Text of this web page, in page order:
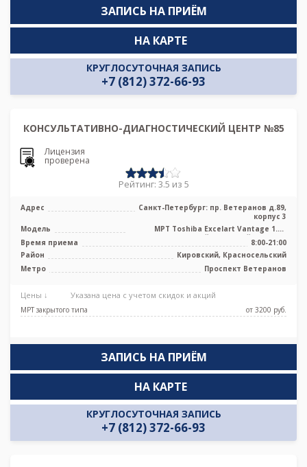
ЗАПИСЬ НА ПРИЁМ
КРУГЛОСУТОЧНАЯ ЗАПИСЬ
+7 (812) 372-66-93
НА КАРТЕ
КОНСУЛЬТАТИВНО-ДИАГНОСТИЧЕСКИЙ ЦЕНТР №85
Лицензия
проверена
Рейтинг: 3.5 из 5
Адрес
Санкт-Петербург: пр. Ветеранов д.89,
корпус 3
Модель
МРТ Toshiba Excelart Vantage 1.5T
высокопольный закрытый тип, УЗИ
Время приема
8:00-21:00
Район
Кировский, Красносельский
Метро
Проспект Ветеранов
Цены ↓ Указана цена с учетом скидок и акций
МРТ закрытого типа от 3200 pуб.
ЗАПИСЬ НА ПРИЁМ
КРУГЛОСУТОЧНАЯ ЗАПИСЬ
+7 (812) 372-66-93
НА КАРТЕ